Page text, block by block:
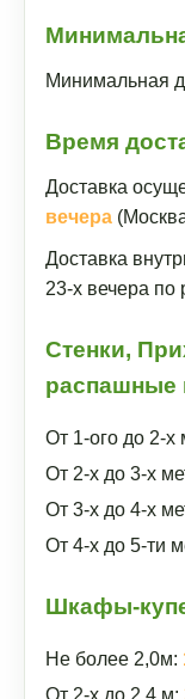
Минимальная
Время
Доставка
вечера
Доставка
23-х вечера по
Стенки,
распашные
От 1-ого до 2-х
От 2-х до 3-х
От 3-х до 4-х
От 4-х до 5-ти
Шкафы-
Не более 2,0м:
От 2-х до 2,4 м: